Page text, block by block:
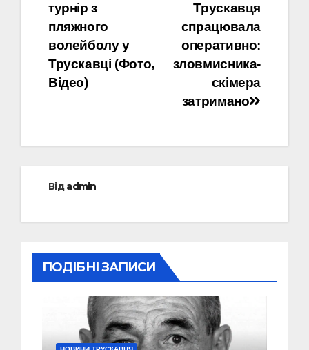
записів
Трускавця
спрацювала
оперативно:
зловмисника-
скімера
затримано
турнір з
пляжного
волейболу у
Трускавці (Фото,
Відео)
Відadmin
ПОДІБНІ ЗАПИСИ